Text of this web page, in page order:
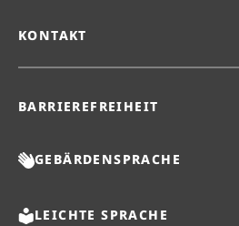
KONTAKT
BARRIEREFREIHEIT
GEBÄRDENSPRACHE
LEICHTE SPRACHE